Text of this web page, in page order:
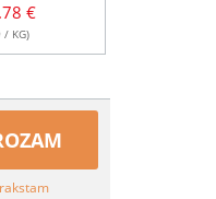
€
/ KG)